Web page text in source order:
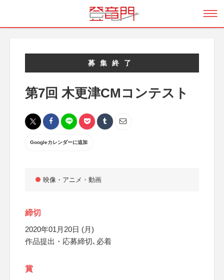
募集終了
第7回 木更津CMコンテスト
Googleカレンダーに追加
映像・アニメ・動画
締切
2020年01月20日 (月)
作品提出・応募締切､必着
賞